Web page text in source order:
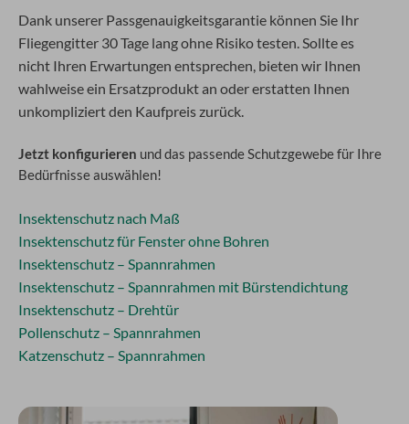
Dank unserer Passgenauigkeitsgarantie können Sie Ihr
Fliegengitter 30 Tage lang ohne Risiko testen. Sollte es
nicht Ihren Erwartungen entsprechen, bieten wir Ihnen
wahlweise ein Ersatzprodukt an oder erstatten Ihnen
unkompliziert den Kaufpreis zurück.
Jetzt konfigurieren und das passende Schutzgewebe für Ihre
Bedürfnisse auswählen!
Insektenschutz nach Maß
Insektenschutz für Fenster ohne Bohren
Insektenschutz – Spannrahmen
Insektenschutz – Spannrahmen mit Bürstendichtung
Insektenschutz – Drehtür
Pollenschutz – Spannrahmen
Katzenschutz – Spannrahmen